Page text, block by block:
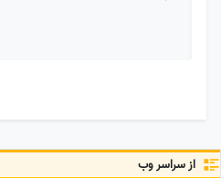
از سراسر وب